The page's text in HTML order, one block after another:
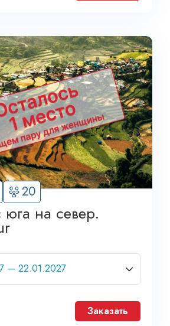
20
юга на север.
Заказать